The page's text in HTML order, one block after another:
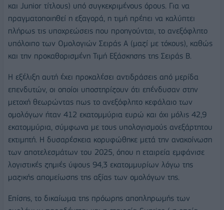
και Junior τίτλους) υπό συγκεκριμένους όρους. Για να
πραγματοποιηθεί η εξαγορά, η τιμή πρέπει να καλύπτει
πλήρως τις υποχρεώσεις που προηγούνται, το ανεξόφλητο
υπόλοιπο των Ομολογιών Σειράς Α (μαζί με τόκους), καθώς
και την προκαθορισμένη Τιμή Εξάσκησης της Σειράς Β.
Η εξέλιξη αυτή έχει προκαλέσει αντιδράσεις από μερίδα
επενδυτών, οι οποίοι υποστηρίζουν ότι επένδυσαν στην
μετοχή θεωρώντας πως το ανεξόφλητο κεφάλαιο των
ομολόγων ήταν 412 εκατομμύρια ευρώ και όχι μόλις 42,9
εκατομμύρια, σύμφωνα με τους υπολογισμούς ανεξάρτητου
εκτιμητή. Η δυσαρέσκεια κορυφώθηκε μετά την ανακοίνωση
των αποτελεσμάτων του 2025, όπου η εταιρεία εμφάνισε
λογιστικές ζημιές ύψους 94,3 εκατομμυρίων λόγω της
μαζικής απομείωσης της αξίας των ομολόγων της.
Eπίσης, το δικαίωμα της πρόωρης αποπληρωμής των